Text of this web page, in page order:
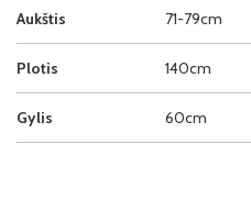
Aukštis 71-79cm
Plotis 140cm
Gylis 60cm